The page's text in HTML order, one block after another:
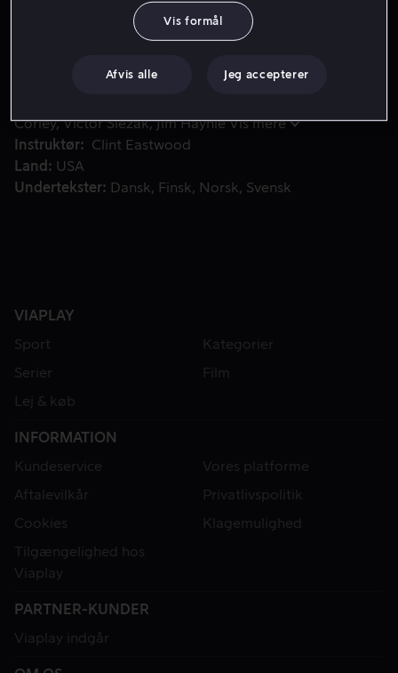
I 'The Bridges of Madison County' bliver fotografen
I 'The Bridges of Madison County' bliver fotografen
Robert Kincaid en del af den hjemmegående husmor
Corley Victor Slezak Jim Haynie Vis mere
Instruktør
Clint Eastwood
Land
USA
Undertekster
Dansk Finsk Norsk Svensk
VIAPLAY
Sport
Kategorier
Serier
Film
Lej & køb
INFORMATION
Kundeservice
Vores platforme
Aftalevilkår
Privatlivspolitik
Cookies
Klagemulighed
Tilgængelighed hos
Viaplay
PARTNER-KUNDER
Viaplay indgår
Vis formål
Afvis alle Jeg accepterer